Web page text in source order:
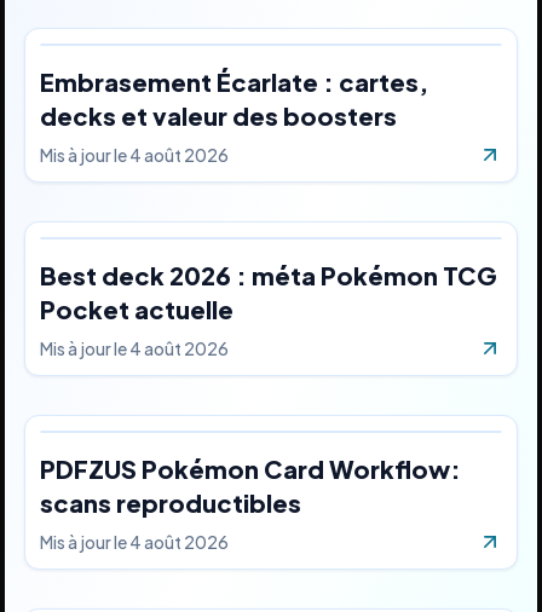
Embrasement Écarlate : cartes,
decks et valeur des boosters
Mis à jour le4 août 2026
Best deck 2026 : méta Pokémon TCG
Pocket actuelle
Mis à jour le4 août 2026
PDFZUS Pokémon Card Workflow:
scans reproductibles
Mis à jour le4 août 2026